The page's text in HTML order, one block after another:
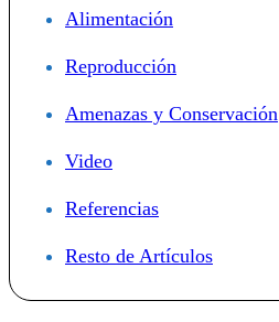
Alimentación
Reproducción
Amenazas y Conservación
Video
Referencias
Resto de Artículos